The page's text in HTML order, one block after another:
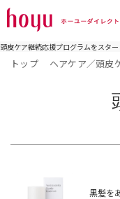
頭皮ケア継続応援プログラムをスタ
トップ ヘアケア／頭皮
黒髪を